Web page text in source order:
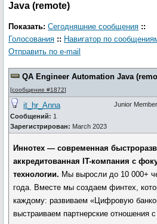
Java (remote)
Показать: Сегодняшние сообщения ::
Голосования :: Навигатор по
Отправить по e-mail
QA Engineer Automation Java
[сообщение #1872]
it_hr_Anna
Сообщений: 1
Зарегистрирован: March 2023
Junior Member
Иннотех — современная
аккредитованная IT-компания с
технологии. Мы выросли до 10 000+
года. Вместе мы создаем финтех,
каждому: развиваем «Цифровую
выстраиваем партнерские отношения